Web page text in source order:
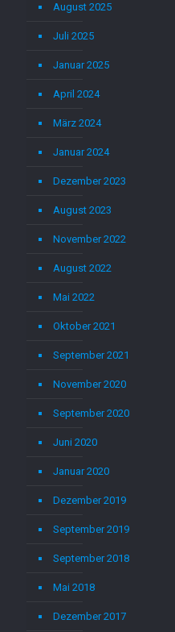
August 2025
Juli 2025
Januar 2025
April 2024
März 2024
Januar 2024
Dezember 2023
August 2023
November 2022
August 2022
Mai 2022
Oktober 2021
September 2021
November 2020
September 2020
Juni 2020
Januar 2020
Dezember 2019
September 2019
September 2018
Mai 2018
Dezember 2017